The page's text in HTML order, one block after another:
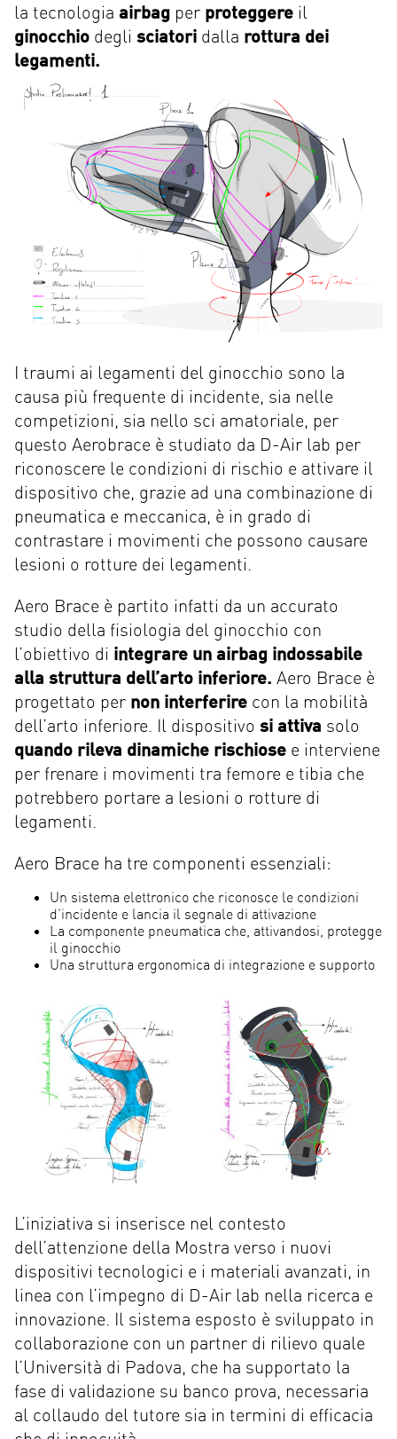
la tecnologia airbag per proteggere il
ginocchio degli sciatori dalla rottura dei
legamenti.
I traumi ai legamenti del ginocchio sono la
causa più frequente di incidente, sia nelle
competizioni, sia nello sci amatoriale, per
questo Aerobrace è studiato da D-Air lab per
riconoscere le condizioni di rischio e attivare il
dispositivo che, grazie ad una combinazione di
pneumatica e meccanica, è in grado di
contrastare i movimenti che possono causare
lesioni o rotture dei legamenti.
Aero Brace è partito infatti da un accurato
studio della fisiologia del ginocchio con
l’obiettivo di integrare un airbag indossabile
alla struttura dell’arto inferiore. Aero Brace è
progettato per non interferire con la mobilità
dell’arto inferiore. Il dispositivo si attiva solo
quando rileva dinamiche rischiose e interviene
per frenare i movimenti tra femore e tibia che
potrebbero portare a lesioni o rotture di
legamenti.
Aero Brace ha tre componenti essenziali:
Un sistema elettronico che riconosce le condizioni
d’incidente e lancia il segnale di attivazione
La componente pneumatica che, attivandosi, protegge
il ginocchio
Una struttura ergonomica di integrazione e supporto
L’iniziativa si inserisce nel contesto
dell’attenzione della Mostra verso i nuovi
dispositivi tecnologici e i materiali avanzati, in
linea con l’impegno di D-Air lab nella ricerca e
innovazione. Il sistema esposto è sviluppato in
collaborazione con un partner di rilievo quale
l’Università di Padova, che ha supportato la
fase di validazione su banco prova, necessaria
al collaudo del tutore sia in termini di efficacia